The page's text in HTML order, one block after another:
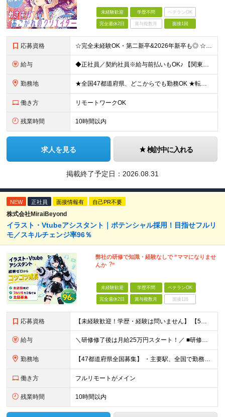
未経験歓迎 学歴不問 ベテランOK
完全週休2日 賞与複数月 面接1回
応募資格 ☆完全未経験OK・第二新卒&2026年新卒も◎ ☆社員の7割が20代 ☆経歴・ブランク不問 ※学歴不問 …━━━━━━━━━━ 未経験スタート前提のポテンシャル採用です。 毎月全国で複数人を採用して
給与 ◆正社員／契約社員※給与前払いもOK♪ 【関東（一都三県）】 月給25万円～ ※固定残業代（月20時間分／月3万2383円）を含む。超過分は別途支給。 ※試用期間中の給与は月給22万円～ 【関東（北
勤務地 ★全国47都道府県、どこからでも勤務OK ★転勤なし！腰を据えて活躍◎ ★マイカー通勤OK（拠点による） ★業務に慣れたら、ゆくゆくはリモート併用やフルリモートも可能 全国のお客様先にて勤務していた
働き方 リモートワークOK
残業時間 10時間以内
求人を見る 検討中に入れる
掲載終了予定日： 2026.08.31
NEW 正社員 面接情報有 自己PR不要
株式会社MiraiBeyond
イラスト・Vtubeアシスタント｜ポテンシャル採用！目指せフルリ
モ／スキルチェンジ率96％
弊社の研修で知識・経験なしで ”ママになりませ
んか︖”
未経験歓迎 学歴不問 ベテランOK
完全週休2日 賞与複数月 面接1回
応募資格 【未経験歓迎！学歴・経験は問いません】 【5名以上の積極採用を予定！】 事業拡大中につき、 これからイラストレーターを目指したい方を積極採用中です！ 「イラストを仕事にしてみたい」 「好きなことを
給与 ＼研修修了後は月給25万円スタート！／ ■研修修了後 月給25万円＋賞与＋インセンティブ賞与 ※残業代は別途支給 ▽研修期間▽ 【未経験者】 ▶ 月給20万円～ 【固定残業代について】
勤務地 【47都道府県全国募集】 ・主要駅、全国で勤務可能！ ・どこに住んでいても応募可能！ 【東京本社】 東京都品川区東品川5-9-2 ≪リモート研修♪⾯接も基本的にオンラインで実施します≫ －主要駅
働き方 フルリモートがメイン
残業時間 10時間以内